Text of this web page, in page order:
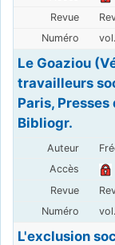
Le Goaziou
travailleurs
Paris,
Bibliogr.
L'exclusion